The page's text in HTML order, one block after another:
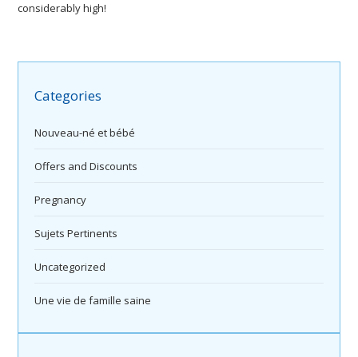
considerably high!
Categories
Nouveau-né et bébé
Offers and Discounts
Pregnancy
Sujets Pertinents
Uncategorized
Une vie de famille saine